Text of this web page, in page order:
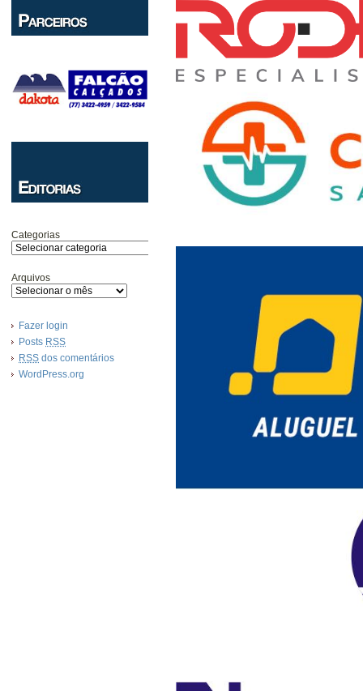
Categorias
Arquivos
Fazer login
Posts RSS
RSS dos comentários
WordPress.org